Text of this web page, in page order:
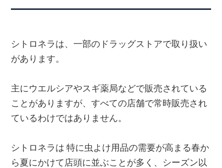
シトロネラは、一部のドラッグストアで取り扱い
があります。
主にウエルシアやスギ薬局などで販売されている
ことがありますが、すべての店舗で常時販売され
ているわけではありません。
シトロネラは 特に虫よけ用品の需要が高まる春か
ら夏にかけて店頭に並ぶことが多く、シーズン以